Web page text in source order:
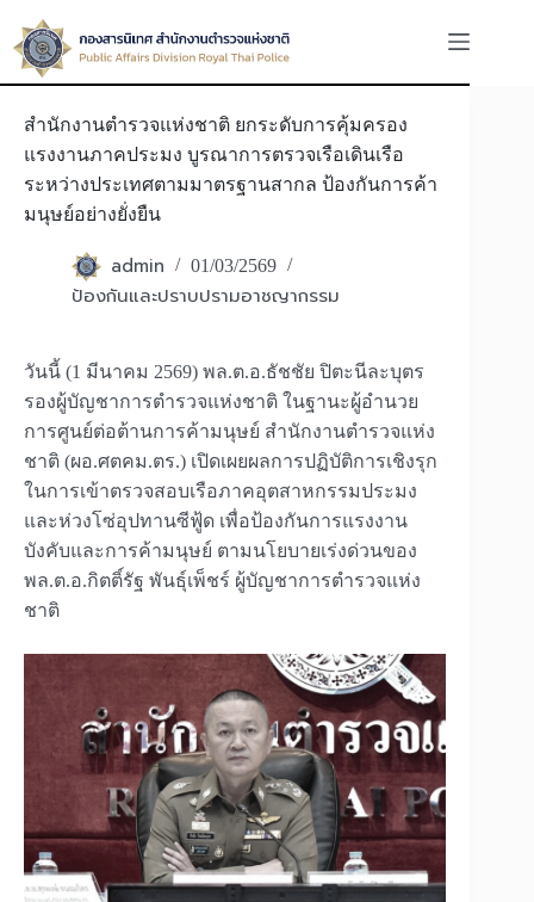
to
content
สำนักงานตำรวจแห่งชาติ ยกระดับการคุ้มครอง
แรงงานภาคประมง บูรณาการตรวจเรือเดินเรือ
ระหว่างประเทศตามมาตรฐานสากล ป้องกันการค้า
มนุษย์อย่างยั่งยืน
admin 01/03/2569
ป้องกันและปราบปรามอาชญากรรม
วันนี้ (1 มีนาคม 2569) พล.ต.อ.ธัชชัย ปิตะนีละบุตร
รองผู้บัญชาการตำรวจแห่งชาติ ในฐานะผู้อำนวย
การศูนย์ต่อต้านการค้ามนุษย์ สำนักงานตำรวจแห่ง
ชาติ (ผอ.ศตคม.ตร.) เปิดเผยผลการปฏิบัติการเชิงรุก
ในการเข้าตรวจสอบเรือภาคอุตสาหกรรมประมง
และห่วงโซ่อุปทานซีฟู้ด เพื่อป้องกันการแรงงาน
บังคับและการค้ามนุษย์ ตามนโยบายเร่งด่วนของ
พล.ต.อ.กิตติ์รัฐ พันธุ์เพ็ชร์ ผู้บัญชาการตำรวจแห่ง
ชาติ